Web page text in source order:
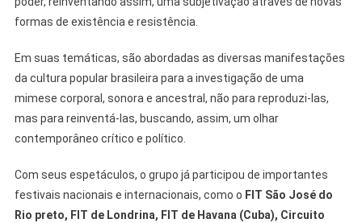
formas de existência e resistência.
Em suas temáticas, são abordadas as diversas manifestações
da cultura popular brasileira para a investigação de uma
mimese corporal, sonora e ancestral, não para reproduzi-las,
mas para reinventá-las, buscando, assim, um olhar
contemporâneo crítico e político.
Com seus espetáculos, o grupo já participou de importantes
festivais nacionais e internacionais, como o FIT São José do
Rio preto, FIT de Londrina, FIT de Havana (Cuba), Circuito